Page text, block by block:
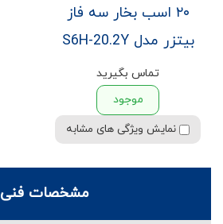
۲۰ اسب بخار سه فاز
بیتزر مدل S6H-20.2Y
تماس بگیرید
موجود
نمایش ویژگی های مشابه
مشخصات فنی